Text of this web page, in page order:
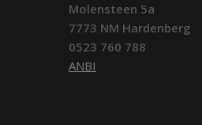
Molensteen 5a
7773 NM Hardenberg
0523 760 788
ANBI